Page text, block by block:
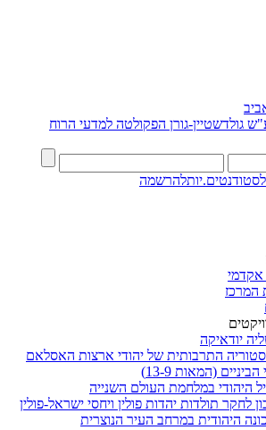
גולדשטיין-גורן הפקולטה למדעי הרוח
להרשמה
אקדמי
המרכז
יודאיקה
התרבותית של יהודי ארצות האסלאם
הביניים (המאות 13-9)
היהודי במלחמת העולם השנייה
לחקר תולדות יהדות פולין ויחסי ישראל-פולין
היהודית במרחב העיר הנוצרית